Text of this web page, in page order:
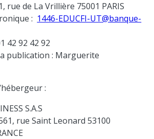
rue de La Vrillière 75001 PARIS
: 1446-EDUCFI-UT@banque-
42 92 42 92
publication : Marguerite
:
S.A.S
rue Saint Leonard 53100